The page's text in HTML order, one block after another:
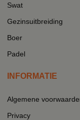
Swat
Gezinsuitbreiding
Boer
Padel
INFORMATIE
Algemene
Privacy